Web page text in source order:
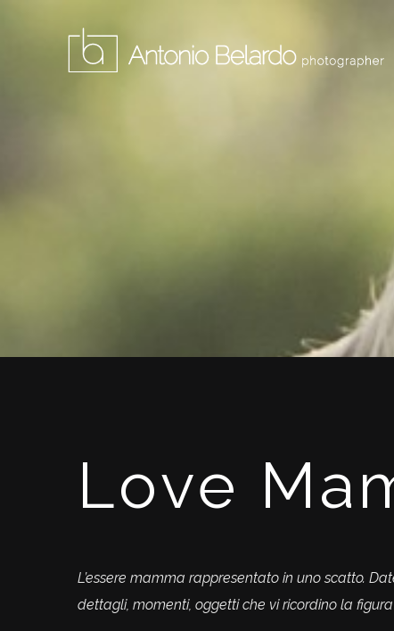
Love
L’essere mamma rappresentato in uno scatto.
dettagli, momenti, oggetti che vi ricordino la